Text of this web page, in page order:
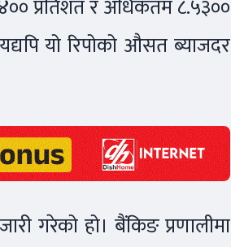
प्रतिशत र अधिकतम ८.५३००
यो रिपोको औसत ब्याजदर
गरेको हो। बैंकिङ प्रणालीमा